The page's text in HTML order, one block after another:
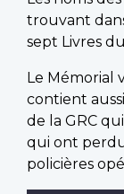
trouvant
sept Livres
Le Mémorial
contient
de la GRC
qui ont
policières